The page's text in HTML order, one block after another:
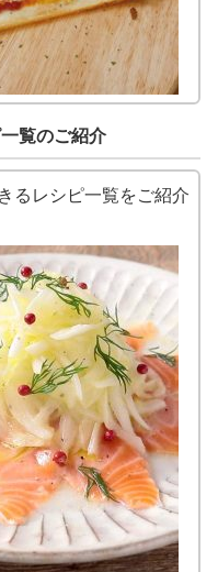
覧のご紹介
るレシピ一覧をご紹介